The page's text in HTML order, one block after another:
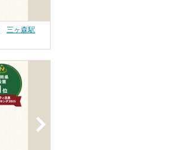
三ヶ森駅